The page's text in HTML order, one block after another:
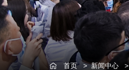
首页>新闻中心>